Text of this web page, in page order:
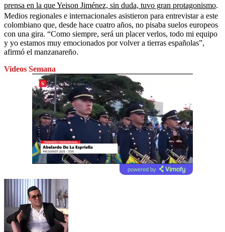
prensa en la que Yeison Jiménez, sin duda, tuvo gran protagonismo.
Medios regionales e internacionales asistieron para entrevistar a este
colombiano que, desde hace cuatro años, no pisaba suelos europeos
con una gira. “Como siempre, será un placer verlos, todo mi equipo
y yo estamos muy emocionados por volver a tierras españolas”,
afirmó el manzanareño.
Videos Semana
powered by